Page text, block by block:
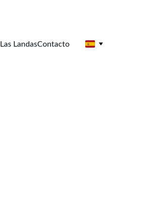
Las LandasContacto